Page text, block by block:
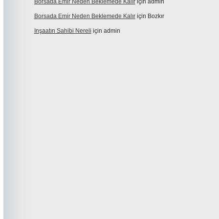
Borsada Emir Neden Beklemede Kalıriçin admin
Borsada Emir Neden Beklemede Kalıriçin Bozkır
Inşaatın Sahibi Nereli için admin